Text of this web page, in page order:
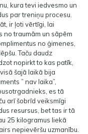
kura tevi iedvesmo un
par treniņu procesu.
ir ļoti vērtīgi, lai
no traumām un sāpēm
no ģimenes,
Taču daudz
nopirkt to kas patīk,
šajā laikā bija
” nav laika”,
es tā
arī šobrīd veiksmīgi
resursus, bet tas ir tā
25 kilogramus liekā
nepievēršu uzmanību.